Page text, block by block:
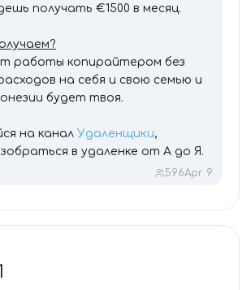
получать €1500 в месяц.
работы копирайтером без
на себя и свою семью и
будет твоя.
на канал Удаленщики,
в удаленке от А до Я.
596Apr 9